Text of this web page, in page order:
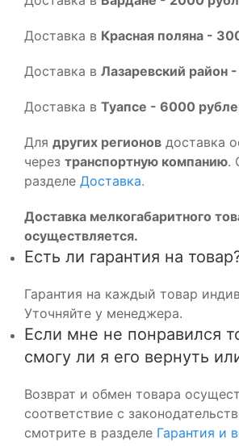
Доставка в Красная поляна -
Доставка в Лазаревский район
Доставка в Туапсе - 6000
Для других регионов доставка
через транспортную компанию.
разделе Доставка.
Доставка мелкогабаритного
осуществляется.
Есть ли гарантия на
Гарантия на каждый товар
Уточняйте у менеджера.
Если мне не понравился
смогу ли я его вернуть
Возврат и обмен товара
соответствие с
смотрите в разделе Гарантия и